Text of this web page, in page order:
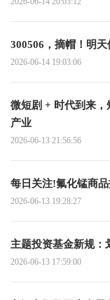
300506，摘帽！明
2026-06-14 19:03:06
微短剧 + 时代到来
产业
2026-06-13 21:56:56
每日关注!氟化锰商品
2026-06-13 19:28:27
主题投资基金新规：
2026-06-13 17:59:00